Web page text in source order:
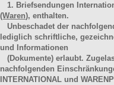
1. Briefsendungen
(Waren), enthalten.
Unbeschadet der
lediglich schriftliche,
und Informationen
(Dokumente) erlaubt.
nachfolgenden
INTERNATIONAL und